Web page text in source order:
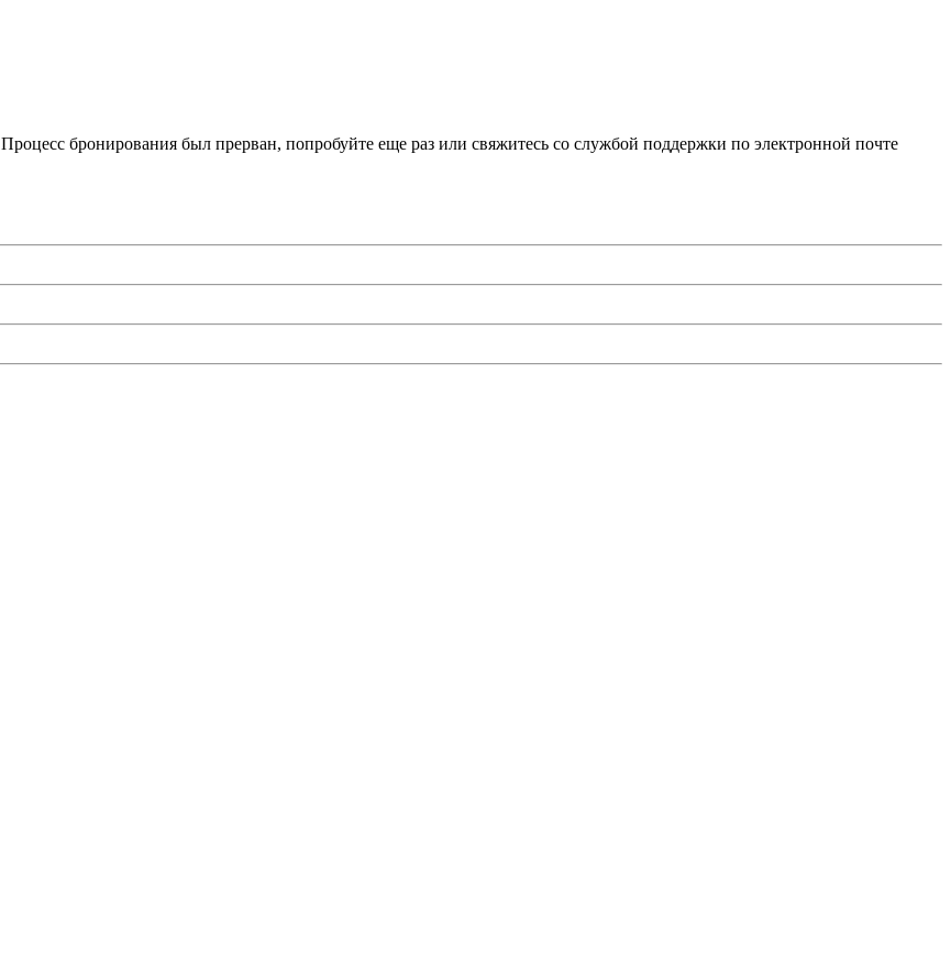
Процесс бронирования был прерван, попробуйте еще раз или свяжитесь со службой поддержки по электронной почте